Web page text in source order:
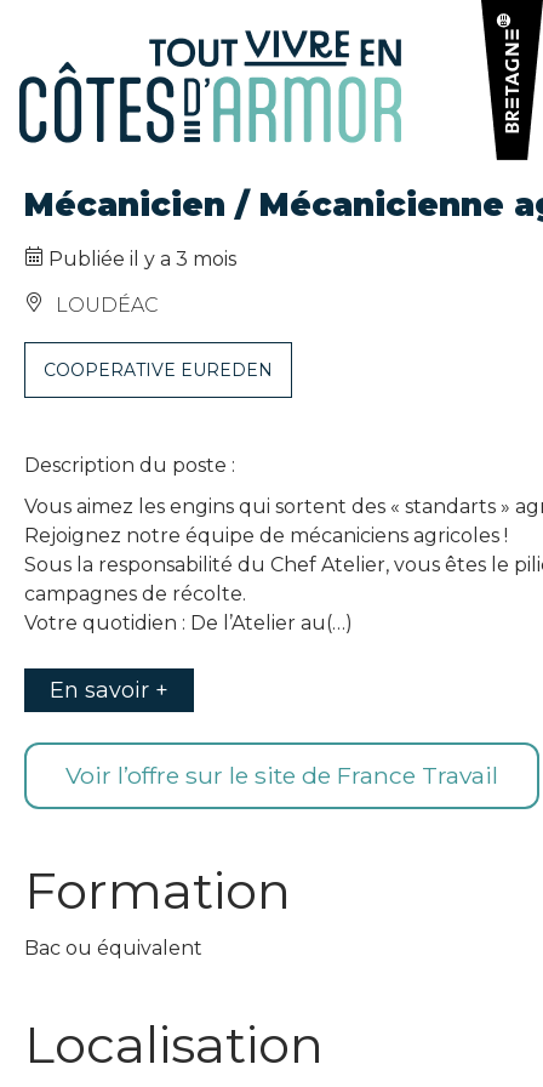
Mécanicien / Mécanicienne
Publiée il y a 3 mois
LOUDÉAC
COOPERATIVE EUREDEN
Description du poste :
Vous aimez les engins qui sortent des « standarts »
Rejoignez notre équipe de mécaniciens agricoles !
Sous la responsabilité du Chef Atelier, vous êtes le
campagnes de récolte.
Votre quotidien : De l’Atelier au(…)
En savoir +
Voir l’offre sur le site de France Travail
Formation
Bac ou équivalent
Localisation